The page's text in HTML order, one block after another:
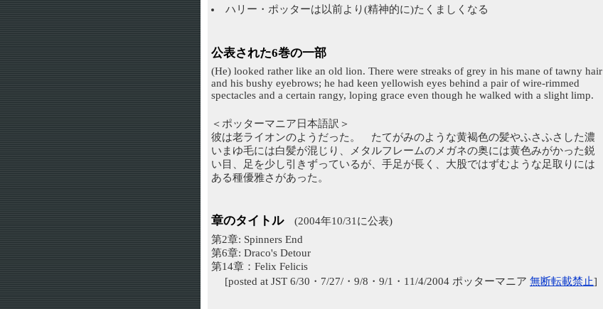
ハリー・ポッターは以前より(精神的に)たくましくなる
公表された6巻の一部
(He) looked rather like an old lion. There were streaks of grey in his mane of tawny hair
and his bushy eyebrows; he had keen yellowish eyes behind a pair of wire-rimmed
spectacles and a certain rangy, loping grace even though he walked with a slight limp.
＜ポッターマニア日本語訳＞
彼は老ライオンのようだった。 たてがみのような黄褐色の髪やふさふさした濃
いまゆ毛には白髪が混じり、メタルフレームのメガネの奥には黄色みがかった鋭
い目、足を少し引きずっているが、手足が長く、大股ではずむような足取りには
ある種優雅さがあった。
章のタイトル(2004年10/31に公表)
第2章: Spinners End
第6章: Draco's Detour
第14章：Felix Felicis
[posted at JST 6/30・7/27/・9/8・9/1・11/4/2004 ポッターマニア 無断転載禁止]